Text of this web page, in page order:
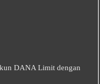
DANA Limit dengan